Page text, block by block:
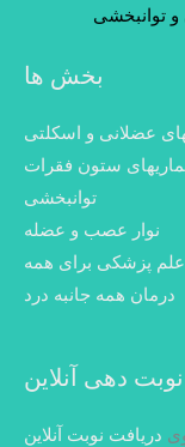
بخش ها
عضلانی و اسکلتی
ستون فقرات
توانبخشی
نوار عصب و عضله
علم پزشکی برای همه
درمان همه جانبه درد
نوبت دهی آنلاین
دریافت نوبت آنلاین